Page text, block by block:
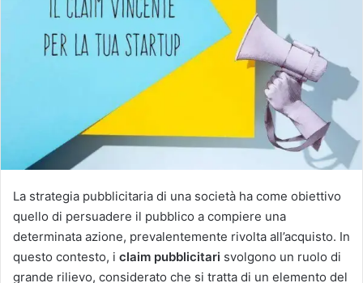
La strategia pubblicitaria di una società ha come obiettivo
quello di persuadere il pubblico a compiere una
determinata azione, prevalentemente rivolta all’acquisto. In
questo contesto, i claim pubblicitari svolgono un ruolo di
grande rilievo, considerato che si tratta di un elemento del